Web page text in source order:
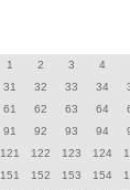
1 2 3
4
31
32 33 34
61
62 63 64
91
92 93 94
121
122 123 124
151
152 153 154